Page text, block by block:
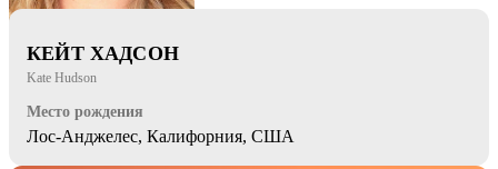
КЕЙТ ХАДСОН
Kate Hudson
Место рождения
Лос-Анджелес, Калифорния, США